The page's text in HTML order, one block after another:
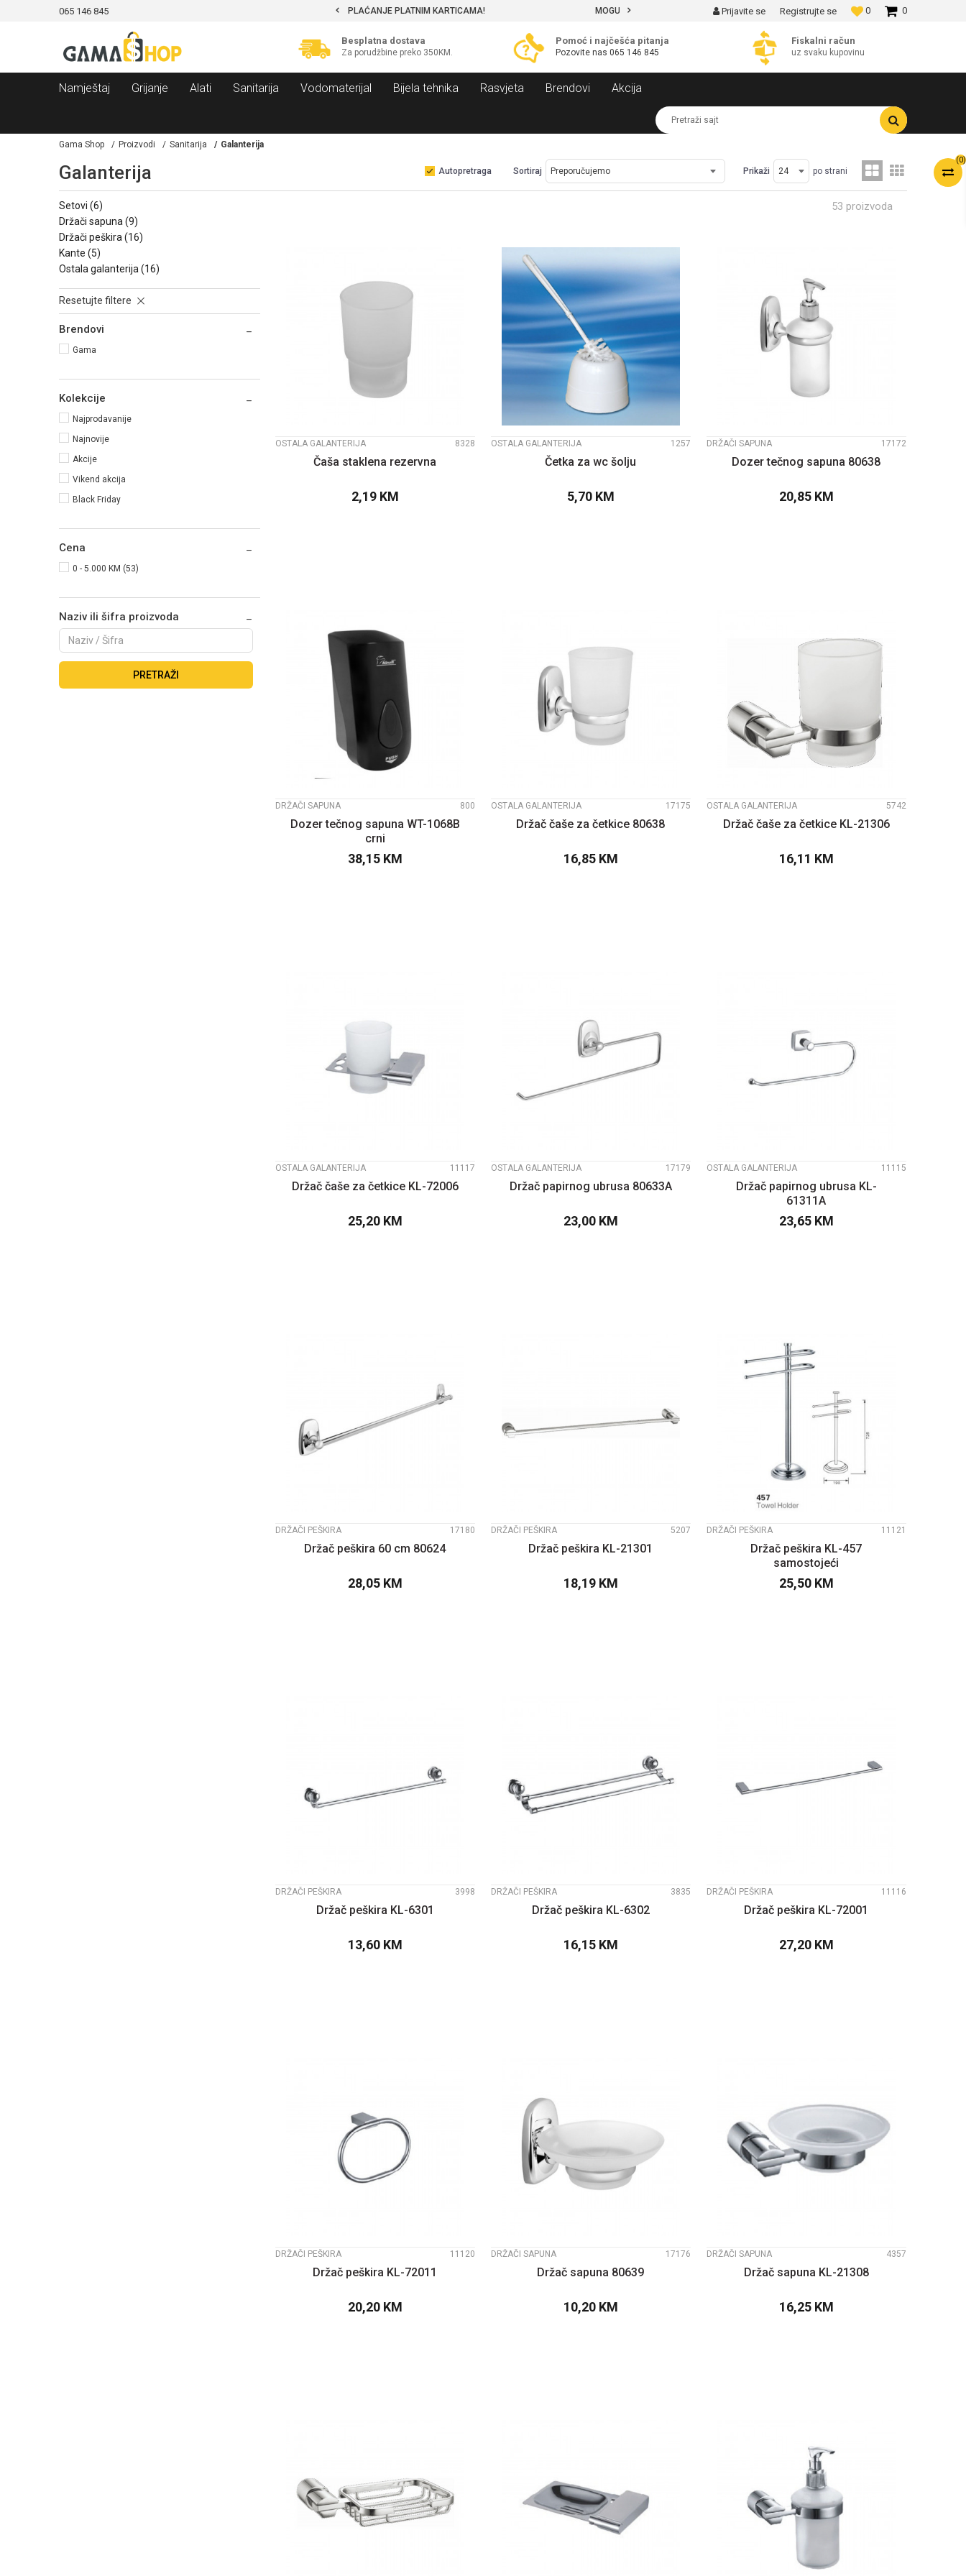
065 146 845 MOGUĆNOST BESPLATNE ISPORUKE! SIGURNO PLAĆANJE PLATNIM KARTICAMA! 0
0
Prijavite se Registrujte se
Besplatna dostava
Za porudžbine preko 350KM.
Pomoć i najčešća pitanja
Pozovite nas 065 146 845
Fiskalni račun
uz svaku kupovinu
Namještaj Grijanje Alati Sanitarija Vodomaterijal Bijela tehnika Rasvjeta Brendovi Akcija
Pretraži sajt
(0)
Gama Shop Proizvodi Sanitarija Galanterija
Galanterija Autopretraga Sortiraj Prikaži po strani
setovi (6)
držači sapuna (9)
držači peškira (16)
kante (5)
ostala galanterija (16)
Resetujte filtere
Brendovi
Gama
Kolekcije
Najprodavanije
Najnovije
Akcije
Vikend akcija
Black Friday
Cena
0 - 5.000 KM (53)
Naziv ili šifra proizvoda
PRETRAŽI
53 proizvoda
OSTALA GALANTERIJA 8328
Čaša staklena rezervna
2,19 KM
UPOREDI
OSTALA GALANTERIJA 1257
Četka za wc šolju
5,70 KM
UPOREDI
DRŽAČI SAPUNA 17172
Dozer tečnog sapuna 80638
20,85 KM
UPOREDI
DRŽAČI SAPUNA 800
Dozer tečnog sapuna WT-1068B
crni
38,15 KM
OSTALA GALANTERIJA 17175
Držač čaše za četkice 80638
16,85 KM
UPOREDI
OSTALA GALANTERIJA 5742
Držač čaše za četkice KL-21306
16,11 KM
UPOREDI
OSTALA GALANTERIJA 11117
Držač čaše za četkice KL-72006
25,20 KM
UPOREDI
OSTALA GALANTERIJA 17179
Držač papirnog ubrusa 80633A
23,00 KM
OSTALA GALANTERIJA 11115
Držač papirnog ubrusa KL-
61311A
23,65 KM
UPOREDI
DRŽAČI PEŠKIRA 17180
Držač peškira 60 cm 80624
28,05 KM
UPOREDI
DRŽAČI PEŠKIRA 5207
Držač peškira KL-21301
18,19 KM
DRŽAČI PEŠKIRA 11121
Držač peškira KL-457
samostojeći
25,50 KM
DRŽAČI PEŠKIRA 3998
Držač peškira KL-6301
13,60 KM
UPOREDI
DRŽAČI PEŠKIRA 3835
Držač peškira KL-6302
16,15 KM
UPOREDI
DRŽAČI PEŠKIRA 11116
Držač peškira KL-72001
27,20 KM
DRŽAČI PEŠKIRA 11120
Držač peškira KL-72011
20,20 KM
UPOREDI
DRŽAČI SAPUNA 17176
Držač sapuna 80639
10,20 KM
UPOREDI
DRŽAČI SAPUNA 4357
Držač sapuna KL-21308
16,25 KM
UPOREDI UPOREDI UPOREDI